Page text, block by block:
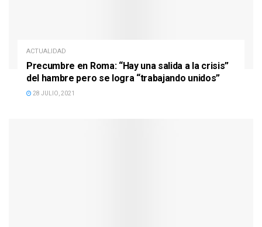
ACTUALIDAD
Precumbre en Roma: “Hay una salida a la crisis”
del hambre pero se logra “trabajando unidos”
28 JULIO, 2021